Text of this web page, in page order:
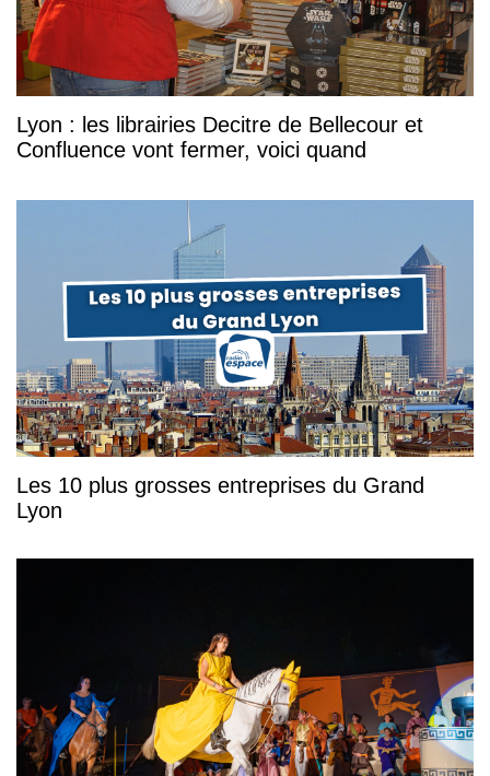
Lyon : les librairies Decitre de Bellecour et
Confluence vont fermer, voici quand
Les 10 plus grosses entreprises du Grand
Lyon